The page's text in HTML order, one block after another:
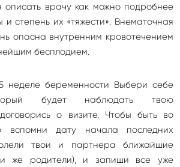
описать врачу как можно подробнее
и степень их «тяжести». Внематочная
опасна внутренним кровотечением
бесплодием.
неделе беременности Выбери себе
будет наблюдать твою
о визите. Чтобы быть во
вспомни дату начала последних
твои и партнера ближайшие
же родители), и запиши все уже